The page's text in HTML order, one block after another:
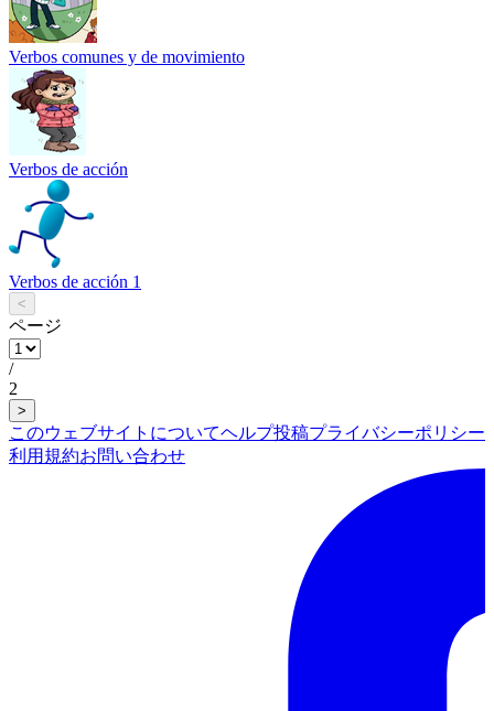
Verbos comunes y de movimiento
Verbos de acción
Verbos de acción 1
<
ページ
/
2
>
このウェブサイトについてヘルプ投稿プライバシーポリシー
利用規約お問い合わせ